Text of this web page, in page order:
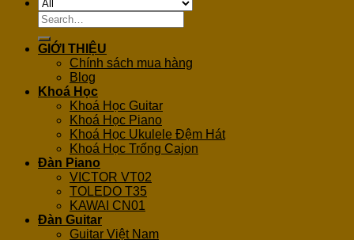
Search
for:
GIỚI THIỆU
Chính sách mua hàng
Blog
Khoá Học
Khoá Học Guitar
Khoá Học Piano
Khoá Học Ukulele Đệm Hát
Khoá Học Trống Cajon
Đàn Piano
VICTOR VT02
TOLEDO T35
KAWAI CN01
Đàn Guitar
Guitar Việt Nam